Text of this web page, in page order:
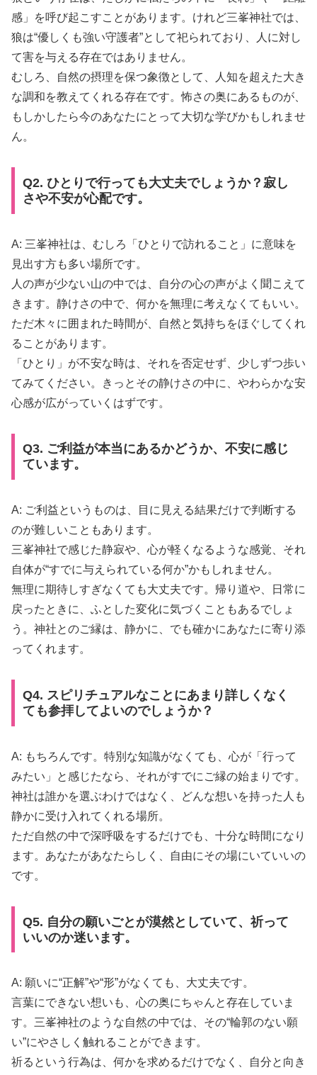
感」を呼び起こすことがあります。けれど三峯神社では、
狼は“優しくも強い守護者”として祀られており、人に対し
て害を与える存在ではありません。
むしろ、自然の摂理を保つ象徴として、人知を超えた大き
な調和を教えてくれる存在です。怖さの奥にあるものが、
もしかしたら今のあなたにとって大切な学びかもしれませ
ん。
Q2. ひとりで行っても大丈夫でしょうか？寂し
さや不安が心配です。
A: 三峯神社は、むしろ「ひとりで訪れること」に意味を
見出す方も多い場所です。
人の声が少ない山の中では、自分の心の声がよく聞こえて
きます。静けさの中で、何かを無理に考えなくてもいい。
ただ木々に囲まれた時間が、自然と気持ちをほぐしてくれ
ることがあります。
「ひとり」が不安な時は、それを否定せず、少しずつ歩い
てみてください。きっとその静けさの中に、やわらかな安
心感が広がっていくはずです。
Q3. ご利益が本当にあるかどうか、不安に感じ
ています。
A: ご利益というものは、目に見える結果だけで判断する
のが難しいこともあります。
三峯神社で感じた静寂や、心が軽くなるような感覚、それ
自体が“すでに与えられている何か”かもしれません。
無理に期待しすぎなくても大丈夫です。帰り道や、日常に
戻ったときに、ふとした変化に気づくこともあるでしょ
う。神社とのご縁は、静かに、でも確かにあなたに寄り添
ってくれます。
Q4. スピリチュアルなことにあまり詳しくなく
ても参拝してよいのでしょうか？
A: もちろんです。特別な知識がなくても、心が「行って
みたい」と感じたなら、それがすでにご縁の始まりです。
神社は誰かを選ぶわけではなく、どんな想いを持った人も
静かに受け入れてくれる場所。
ただ自然の中で深呼吸をするだけでも、十分な時間になり
ます。あなたがあなたらしく、自由にその場にいていいの
です。
Q5. 自分の願いごとが漠然としていて、祈って
いいのか迷います。
A: 願いに“正解”や“形”がなくても、大丈夫です。
言葉にできない想いも、心の奥にちゃんと存在していま
す。三峯神社のような自然の中では、その“輪郭のない願
い”にやさしく触れることができます。
祈るという行為は、何かを求めるだけでなく、自分と向き